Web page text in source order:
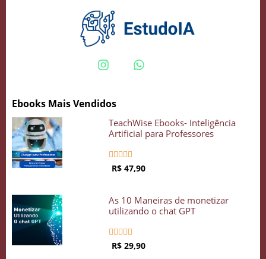
Ebooks Mais Vendidos
TeachWise Ebooks- Inteligência
Artificial para Professores
    
R$ 47,90
As 10 Maneiras de monetizar
utilizando o chat GPT
    
R$ 29,90
Vidgenie
COMECE GRÁTIS